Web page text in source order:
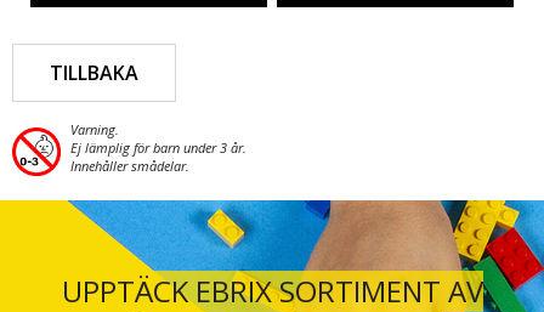
TILLBAKA
Varning.
Ej lämplig för barn under 3 år.
Innehåller smådelar.
UPPTÄCK EBRIX SORTIMENT AV